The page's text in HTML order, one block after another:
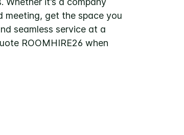
meeting, get the space you
seamless service at a
ROOMHIRE26 when